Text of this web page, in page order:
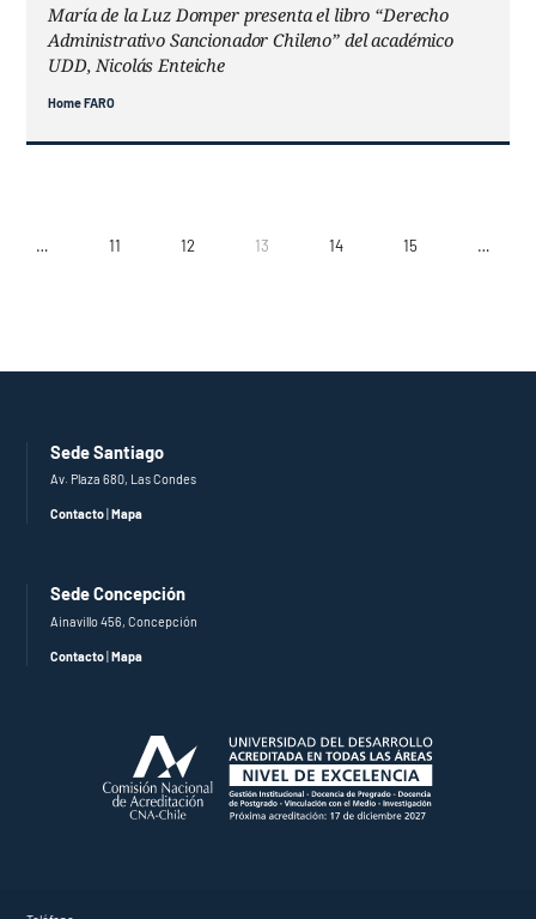
María de la Luz Domper presenta el libro “Derecho
Administrativo Sancionador Chileno” del académico
UDD, Nicolás Enteiche
Home FARO
… 11 12 13 14 15 …
Sede Santiago
Av. Plaza 680, Las Condes
Contacto |Mapa
Sede Concepción
Ainavillo 456, Concepción
Contacto|Mapa